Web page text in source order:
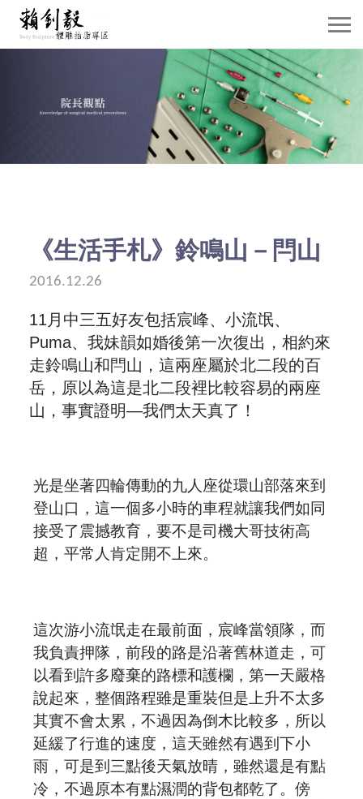
關於賴院長
威塑抽脂介紹
抽脂雕塑
隆乳手術
賴院長觀點
預約諮詢
《生活手札》鈴鳴山－閂山
2016.12.26
11 月中三五好友包括宸峰、小流氓、
Puma、我妹韻如婚後第一次復出，相約來
走鈴鳴山和閂山，這兩座屬於北二段的百
岳，原以為這是北二段裡比較容易的兩座
山，事實證明—我們太天真了！
光是坐著四輪傳動的九人座從環山部落來到
登山口，這一個多小時的車程就讓我們如同
接受了震撼教育，要不是司機大哥技術高
超，平常人肯定開不上來。
這次游小流氓走在最前面，宸峰當領隊，而
我負責押隊，前段的路是沿著舊林道走，可
以看到許多廢棄的路標和護欄，第一天嚴格
說起來，整個路程雖是重裝但是上升不太多
其實不會太累，不過因為倒木比較多，所以
延緩了行進的速度，這天雖然有遇到下小
雨，可是到三點後天氣放晴，雖然還是有點
冷，不過原本有點濕潤的背包都乾了。傍